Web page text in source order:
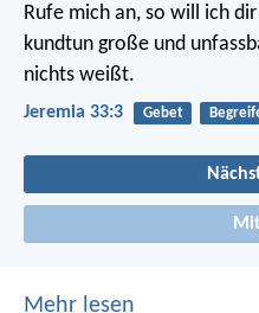
Rufe mich an, so will ich
kundtun große und
nichts weißt.
Jeremia 33:3 Gebet
Mehr lesen